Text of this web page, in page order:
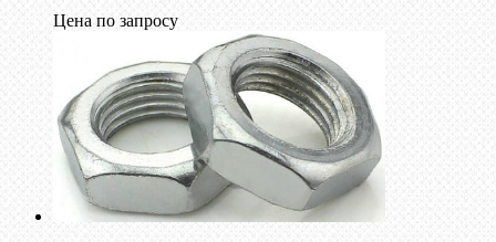
Цена по запросу